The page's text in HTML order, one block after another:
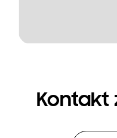
Kontakt